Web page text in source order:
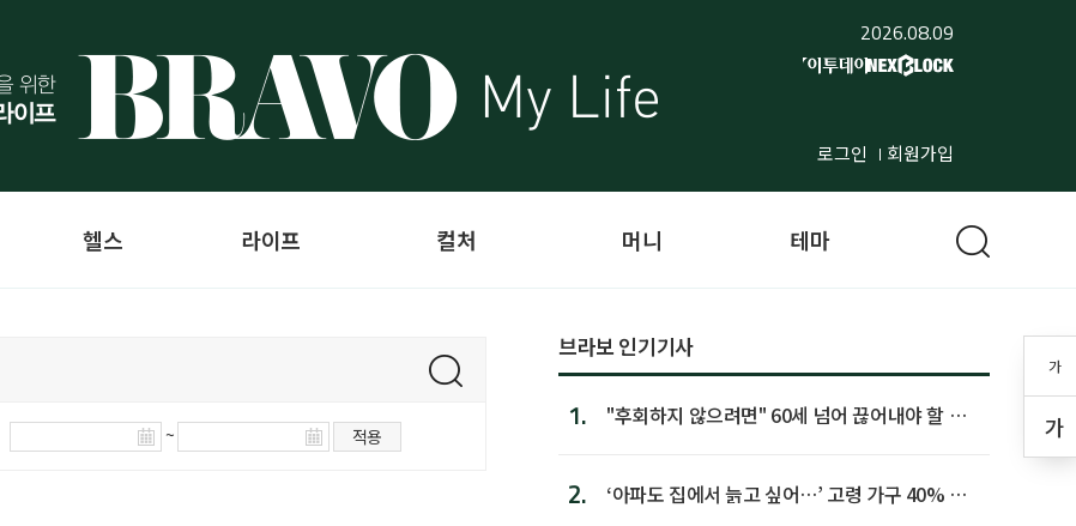
2026.08.09
로그인 회원가입
가
가
헬스 라이프 컬처 머니 테마
~ 적용
브라보 인기기사
1.
"후회하지 않으려면" 60세 넘어 끊어내야 할 사
2.
‘아파도 집에서 늙고 싶어…’ 고령 가구 40% 노